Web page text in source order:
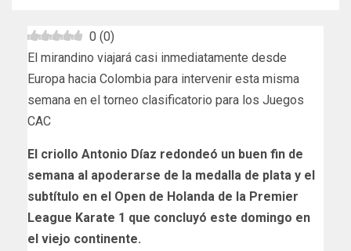
0 (0)
El mirandino viajará casi inmediatamente desde
Europa hacia Colombia para intervenir esta misma
semana en el torneo clasificatorio para los Juegos
CAC
El criollo Antonio Díaz redondeó un buen fin de
semana al apoderarse de la medalla de plata y el
subtítulo en el Open de Holanda de la Premier
League Karate 1 que concluyó este domingo en
el viejo continente.